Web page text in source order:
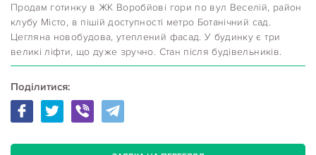
Продам готинку в ЖК Воробйові гори по вул Веселій, район
клубу Місто, в пішій доступності метро Ботанічний сад.
Цегляна новобудова, утеплений фасад. У будинку є три
великі ліфти, що дуже зручно. Стан після будівельників.
Поділитися: